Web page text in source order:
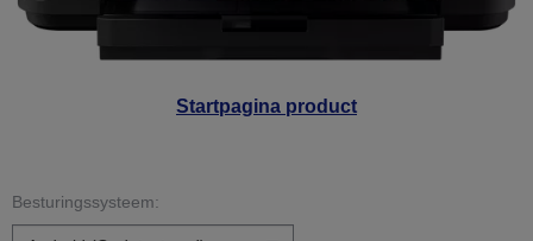
Startpagina product
Besturingssysteem: